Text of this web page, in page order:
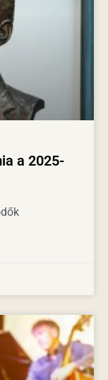
a 2025-